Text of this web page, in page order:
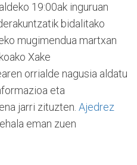
19:00ak inguruan
bidalitako
mugimendua martxan
Xake
orrialde nagusia aldatu
eta
jarri zituzten. Ajedrez
eman zuen